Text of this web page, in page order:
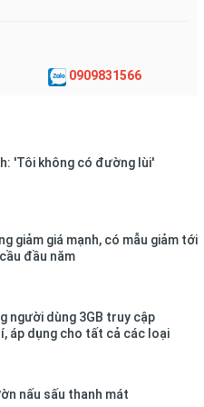
đứt dây chằng
năm chăm sóc thể thao của
riêng cho những người
đa giới hạn của mình thông
hồi nhanh chóng chấn
lại cho khách hàng: Khuyến
nhanh hơn, tự tin hơn,
0909831566
'Tôi không có đường lùi'
giảm giá mạnh, có mẫu giảm tới
đầu năm
người dùng 3GB truy cập
áp dụng cho tất cả các loại
nấu sấu thanh mát